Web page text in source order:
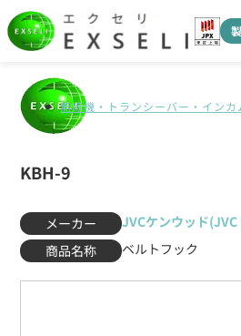
無線機・トランシーバー・インカ
KBH-9
メーカー
JVCケンウッド
商品名称
ベルトフック